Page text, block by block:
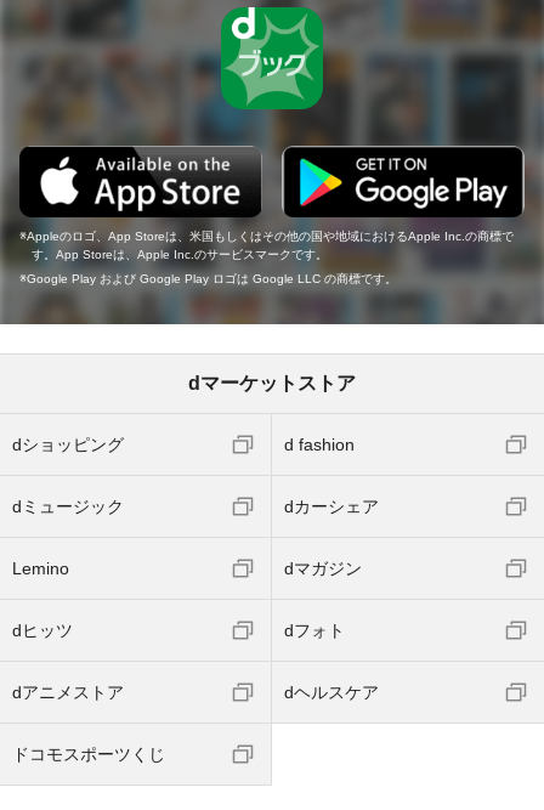
Appleのロゴ、App Storeは、米国もしくはその他の国や地域におけるApple Inc.の商標で
す。App Storeは、Apple Inc.のサービスマークです。
Google Play および Google Play ロゴは Google LLC の商標です。
dマーケットストア
dショッピング d fashion
dミュージック dカーシェア
Lemino dマガジン
dヒッツ dフォト
dアニメストア dヘルスケア
ドコモスポーツくじ